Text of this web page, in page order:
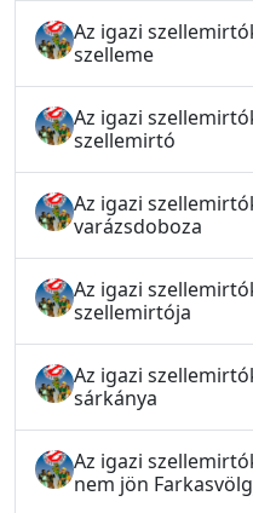
Az igazi
szelleme
Az igazi
szellemirtó
Az igazi
varázsdoboza
Az igazi
szellemirtója
Az igazi
sárkánya
Az igazi
nem jön